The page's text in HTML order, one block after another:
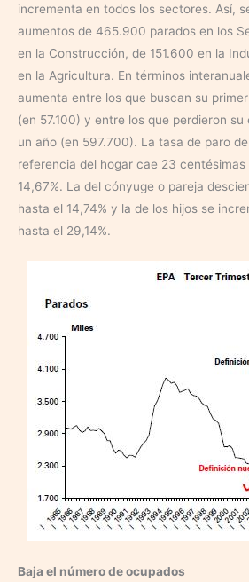
incrementa en todos los sectores. Así,
aumentos de 465.900 parados en los
en la Construcción, de 151.600 en la
en la Agricultura. En términos
aumenta entre los que buscan su
(en 57.100) y entre los que perdieron su
un año (en 597.700). La tasa de paro
referencia del hogar cae 23 centésimas
14,67%. La del cónyuge o pareja
hasta el 14,74% y la de los hijos se
hasta el 29,14%.
Baja el número de ocupados